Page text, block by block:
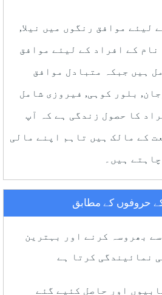
لیئے موافق رنگوں میں نیلا,
کے افراد کے لیئے موافق
ہیں جبکہ متبادل موافق
بلور کوہی, فیروزی شامل
کا حصول زندگی ہے کہ آپ
کے مالک ہیں تاہم اپنے مالی
ہیں۔
کے حروفوں کے مطابق
بھروسہ کرنے اور بہترین
نمائیندگی کرتا ہے
اور حاصل کئیے گئے